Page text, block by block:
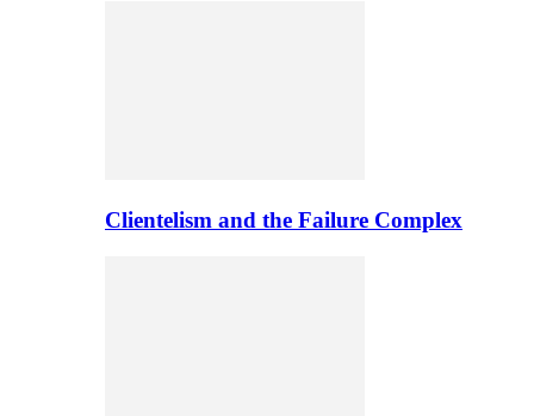
Clientelism and the Failure Complex